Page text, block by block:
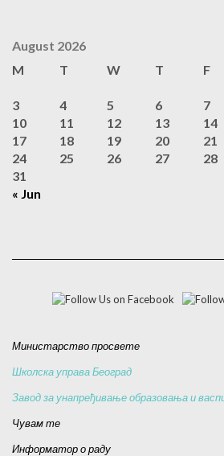
August 2026
M
T W T F
« Jun
3
4 5 6 7
10
11 12 13 14
17
18 19 20 21
24
25 26 27 28
31
Министарство просвете
Школска управа Београд
Завод за унапређивање образовања и
Чувам те
Информатор о раду